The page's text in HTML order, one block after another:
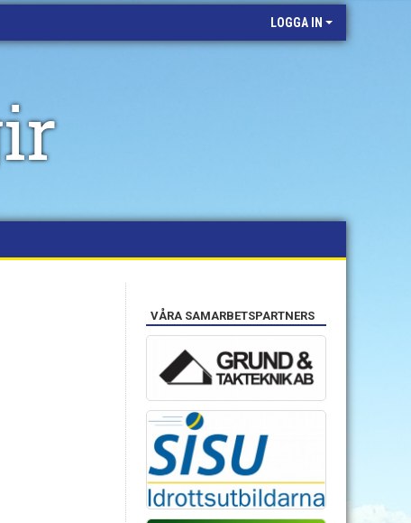
LOGGA IN
VÅRA SAMARBETSPARTNERS